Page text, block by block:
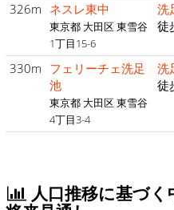
326m ネスレ東中
東京都 大田区 東雪谷
1丁目15-6
洗
徒
330m フェリーチェ洗足
池
東京都 大田区 東雪谷
4丁目3-4
洗
徒
人口推移に基づ